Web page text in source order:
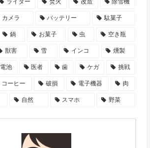
カメラ バッテリー 駄菓子
鍋 お菓子 虫 空き瓶
獣害 雪 インコ 燻製
電池 医者 歯 ケガ 挑戦
コーヒー 破損 電子機器 肉
自然 スマホ 野菜